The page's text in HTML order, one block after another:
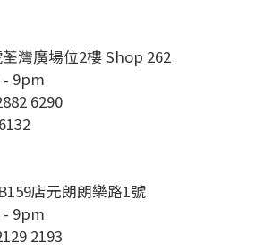
灣廣場位2樓 Shop 262
- 9pm
6290
店元朗朗樂路1號
- 9pm
2193